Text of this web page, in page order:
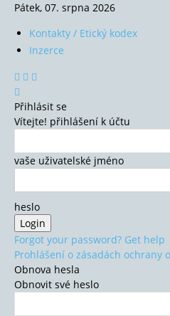
Pátek, 07. srpna 2026
Kontakty / Etický kodex
Inzerce
Přihlásit se
Vítejte! přihlášení k účtu
vaše uživatelské jméno
heslo
Forgot your password? Get help
Prohlášení o zásadách ochrany
Obnova hesla
Obnovit své heslo